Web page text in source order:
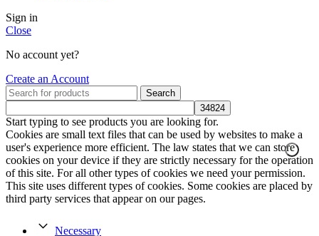
Sign in
Close
No account yet?
Create an Account
Search
Start typing to see products you are looking for.
Cookies are small text files that can be used by websites to make a
user's experience more efficient. The law states that we can store
cookies on your device if they are strictly necessary for the operation
of this site. For all other types of cookies we need your permission.
This site uses different types of cookies. Some cookies are placed by
third party services that appear on our pages.
Necessary